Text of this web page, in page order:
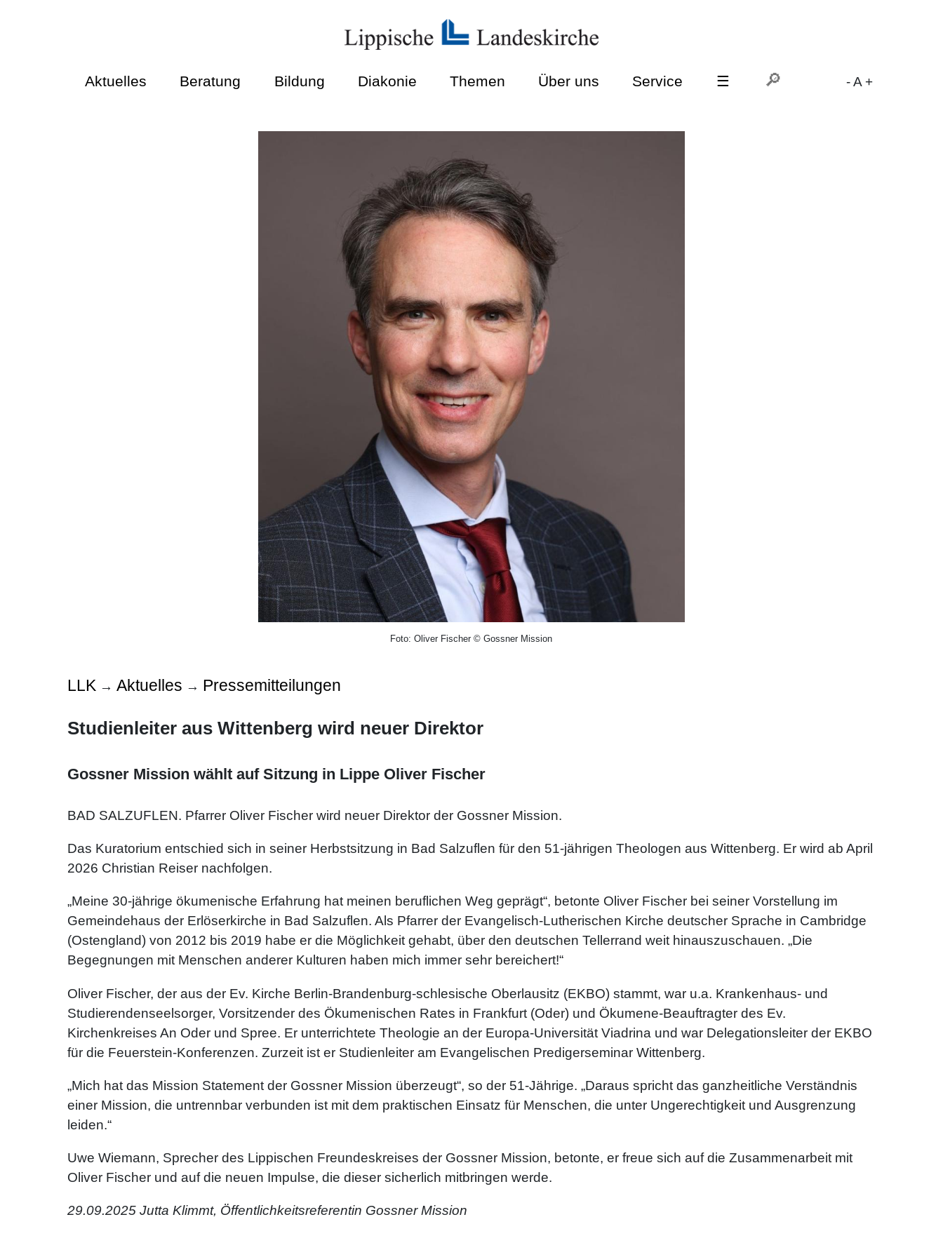
Aktuelles Beratung Bildung Diakonie Themen Über uns Service ☰ -A +
Foto: Oliver Fischer © Gossner Mission
LLK→ Aktuelles → Pressemitteilungen
Studienleiter aus Wittenberg wird neuer Direktor
Gossner Mission wählt auf Sitzung in Lippe Oliver Fischer
BAD SALZUFLEN. Pfarrer Oliver Fischer wird neuer Direktor der Gossner Mission.
Das Kuratorium entschied sich in seiner Herbstsitzung in Bad Salzuflen für den 51-jährigen Theologen aus Wittenberg. Er wird ab April
2026 Christian Reiser nachfolgen.
„Meine 30-jährige ökumenische Erfahrung hat meinen beruflichen Weg geprägt“, betonte Oliver Fischer bei seiner Vorstellung im
Gemeindehaus der Erlöserkirche in Bad Salzuflen. Als Pfarrer der Evangelisch-Lutherischen Kirche deutscher Sprache in Cambridge
(Ostengland) von 2012 bis 2019 habe er die Möglichkeit gehabt, über den deutschen Tellerrand weit hinauszuschauen. „Die
Begegnungen mit Menschen anderer Kulturen haben mich immer sehr bereichert!“
Oliver Fischer, der aus der Ev. Kirche Berlin-Brandenburg-schlesische Oberlausitz (EKBO) stammt, war u.a. Krankenhaus- und
Studierendenseelsorger, Vorsitzender des Ökumenischen Rates in Frankfurt (Oder) und Ökumene-Beauftragter des Ev.
Kirchenkreises An Oder und Spree. Er unterrichtete Theologie an der Europa-Universität Viadrina und war Delegationsleiter der EKBO
für die Feuerstein-Konferenzen. Zurzeit ist er Studienleiter am Evangelischen Predigerseminar Wittenberg.
„Mich hat das Mission Statement der Gossner Mission überzeugt“, so der 51-Jährige. „Daraus spricht das ganzheitliche Verständnis
einer Mission, die untrennbar verbunden ist mit dem praktischen Einsatz für Menschen, die unter Ungerechtigkeit und Ausgrenzung
leiden.“
Uwe Wiemann, Sprecher des Lippischen Freundeskreises der Gossner Mission, betonte, er freue sich auf die Zusammenarbeit mit
Oliver Fischer und auf die neuen Impulse, die dieser sicherlich mitbringen werde.
29.09.2025 Jutta Klimmt, Öffentlichkeitsreferentin Gossner Mission